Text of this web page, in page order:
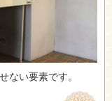
ない要素です。